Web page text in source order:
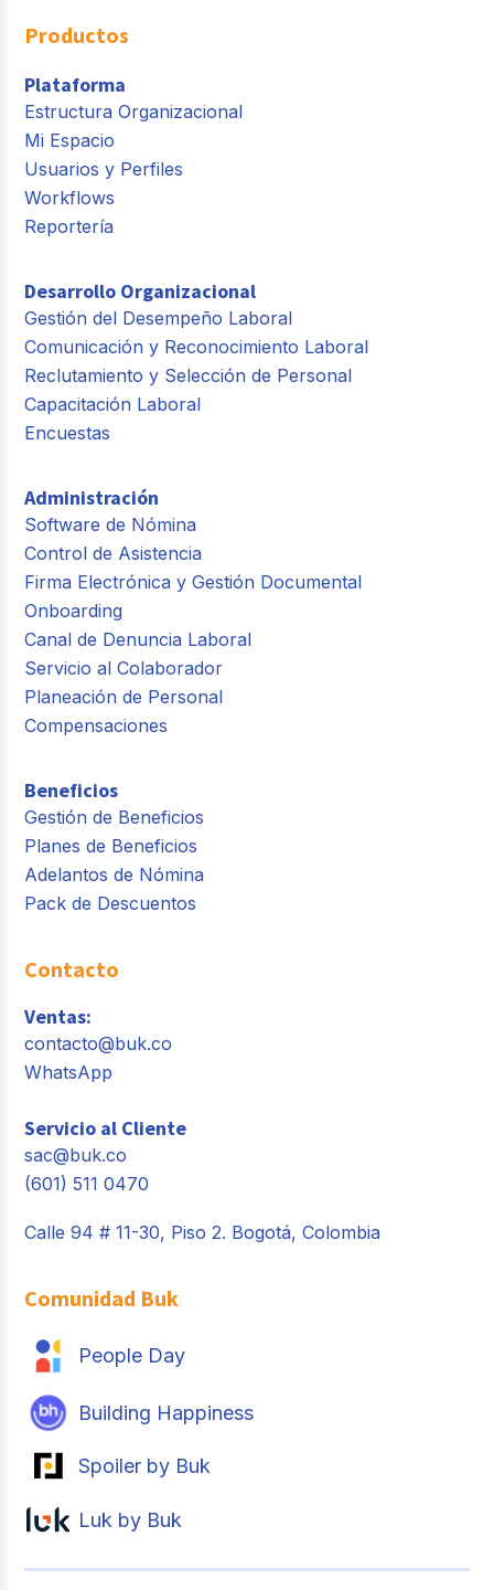
Productos
Plataforma
Estructura Organizacional
Mi Espacio
Usuarios y Perfiles
Workflows
Reportería
Desarrollo Organizacional
Gestión del Desempeño Laboral
Comunicación y Reconocimiento Laboral
Reclutamiento y Selección de Personal
Capacitación Laboral
Encuestas
Administración
Software de Nómina
Control de Asistencia
Firma Electrónica y Gestión Documental
Onboarding
Canal de Denuncia Laboral
Servicio al Colaborador
Planeación de Personal
Compensaciones
Beneficios
Gestión de Beneficios
Planes de Beneficios
Adelantos de Nómina
Pack de Descuentos
Contacto
Ventas:
contacto@buk.co
WhatsApp
Servicio al Cliente
sac@buk.co
(601) 511 0470
Calle 94 # 11-30, Piso 2. Bogotá, Colombia
Comunidad Buk
People Day
Building Happiness
Spoiler by Buk
Luk by Buk